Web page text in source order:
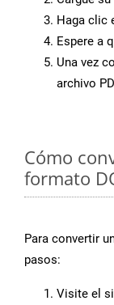
Haga clic
Espere a
Una vez
archivo
Cómo
formato
Para convertir
pasos:
Visite el